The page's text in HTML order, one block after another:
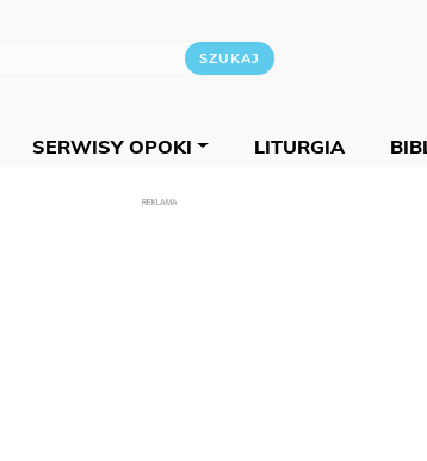
SERWISY OPOKI LITURGIA
REKLAMA